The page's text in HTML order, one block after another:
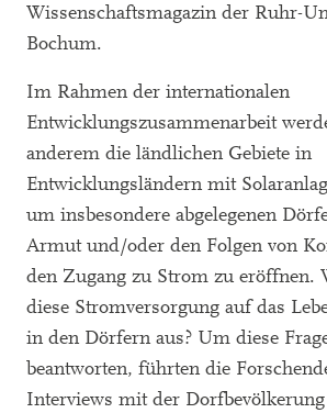
Wissenschaftsmagazin der Ruhr-
Bochum.
Im Rahmen der internationalen
Entwicklungszusammenarbeit
anderem die ländlichen Gebiete in
Entwicklungsländern mit
um insbesondere abgelegenen
Armut und/oder den Folgen von
den Zugang zu Strom zu eröffnen.
diese Stromversorgung auf das
in den Dörfern aus? Um diese
beantworten, führten die
Interviews mit der